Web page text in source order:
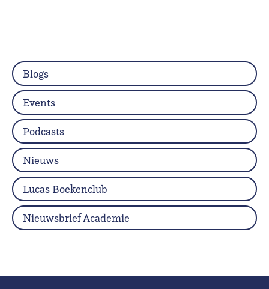
Blogs
Events
Podcasts
Nieuws
Lucas Boekenclub
Nieuwsbrief Academie